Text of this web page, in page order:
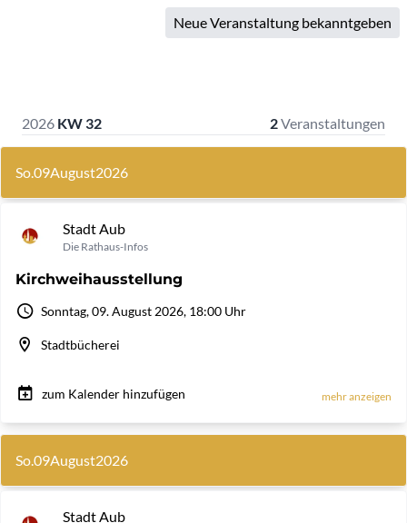
Neue Veranstaltung bekanntgeben
2026 KW 32 2Veranstaltungen
So.09August2026
Stadt Aub
Die Rathaus-Infos
Kirchweihausstellung
Sonntag, 09. August 2026, 18:00 Uhr
Stadtbücherei
zum Kalender hinzufügen mehr anzeigen
So.09August2026
Stadt Aub